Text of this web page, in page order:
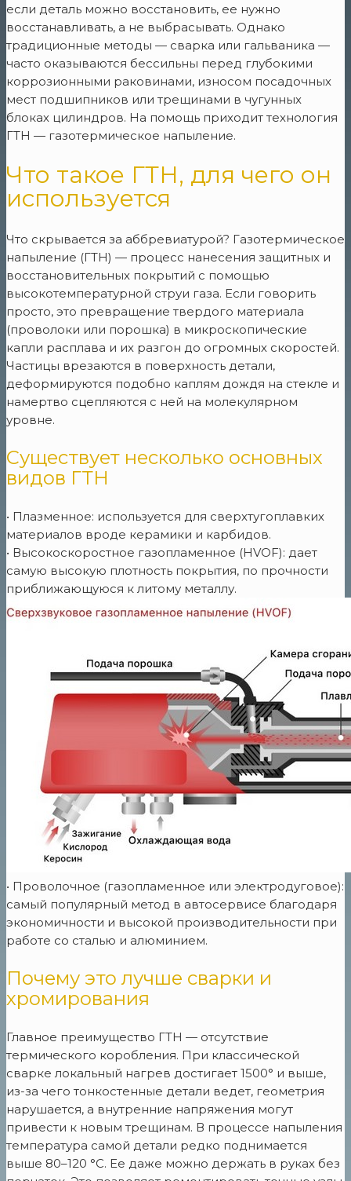
если деталь можно восстановить, ее нужно
восстанавливать, а не выбрасывать. Однако
традиционные методы — сварка или гальваника —
часто оказываются бессильны перед глубокими
коррозионными раковинами, износом посадочных
мест подшипников или трещинами в чугунных
блоках цилиндров. На помощь приходит технология
ГТН — газотермическое напыление.
Что такое ГТН, для чего он
используется
Что скрывается за аббревиатурой? Газотермическое
напыление (ГТН) — процесс нанесения защитных и
восстановительных покрытий с помощью
высокотемпературной струи газа. Если говорить
просто, это превращение твердого материала
(проволоки или порошка) в микроскопические
капли расплава и их разгон до огромных скоростей.
Частицы врезаются в поверхность детали,
деформируются подобно каплям дождя на стекле и
намертво сцепляются с ней на молекулярном
уровне.
Существует несколько основных
видов ГТН
• Плазменное: используется для сверхтугоплавких
материалов вроде керамики и карбидов.
• Высокоскоростное газопламенное (HVOF): дает
самую высокую плотность покрытия, по прочности
приближающуюся к литому металлу.
• Проволочное (газопламенное или электродуговое):
самый популярный метод в автосервисе благодаря
экономичности и высокой производительности при
работе со сталью и алюминием.
Почему это лучше сварки и
хромирования
Главное преимущество ГТН — отсутствие
термического коробления. При классической
сварке локальный нагрев достигает 1500° и выше,
из-за чего тонкостенные детали ведет, геометрия
нарушается, а внутренние напряжения могут
привести к новым трещинам. В процессе напыления
температура самой детали редко поднимается
выше 80–120 °C. Ее даже можно держать в руках без